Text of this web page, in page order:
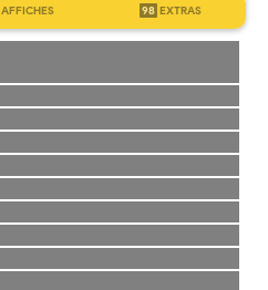
AFFICHES 98 EXTRAS